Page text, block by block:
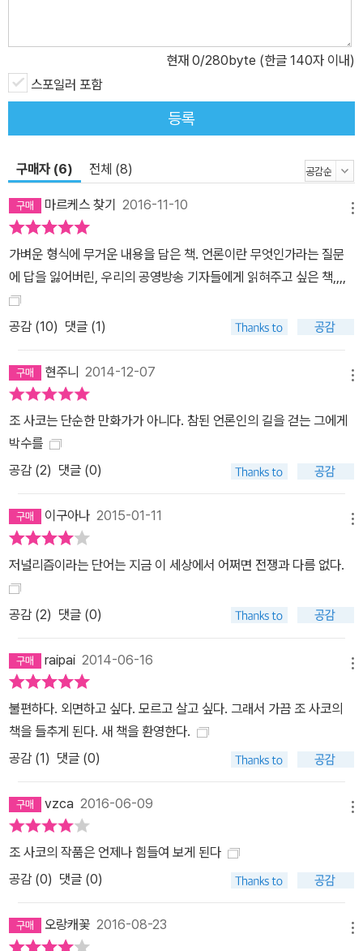
「조 사코 인터뷰」를 보면 그가 저널리즘의 진실성에 다가간다는 것은
무엇인지를 얼마나 치열하게 고민하고 행동하고 있는지를 알 수 있
다. 그는 그림이라는 것이 결국엔 작가의 해석이 개입될 수밖에 없기
때문에 본질적으로 주관적인 매체임을 인정하고, 그렇다면 만화가 객
일인가 하는 물음을 정직하게 대면한다. 그리고 그는 자신의 만화 기
스스럼없이 털어놓는다. 객관성이란 무엇인가, 과연 기자에게 자신의
프레임을 완전히 제거한 객관적 보도라는 것이 가능한가, 단지 이쪽
과 저쪽을 모두 보여주는 것으로 진실을 보도했다고 할 수 있는가. 사
코의 응답은 반문에서 끝나지 않는다. 그는 이에 대해 자신의 명백한
‘주관’을 드러낸다. 만약 한쪽이 이런 말을 하고 다른 쪽이 저런 말을
했다고 할 때, 진실은 반드시 ‘그 중간 어디쯤’에 있어야만 하는 것인
가? “내가 양쪽 모두를 화나게 했어. 나는 올바른 일을 하고 있는 게
틀림없어”라고 말하는 기자가 있다면 자기 자신을 속이는 것이고, 더
나아가 독자를 속이는 것이다. (……) 언론이 ‘그들이 말한 것과 그들
이 본 것’에 대해 다루는 일인 만큼, ‘나 스스로가 본 것’에 대해서도
다뤄야 할 것이다. 기자는 동등한 시간이라는 미명하에 진실을 흐릴
것이 아니라, 지금 벌어지고 있는 게 무슨 일인지를 파헤쳐낸 뒤 전달
때보다 저널리즘에 대한 회의와 비판이 들끓고, 진실을 보도해줄 언
론을 열망하는 목소리가 커지고 있는 현재의 우리에게 『저널리즘』은
그 자체로 중대한 물음인 동시에 엄중한 응답이 될 것이다. 이 책이 우
식 기자는 “조 사코는 만화라는 말랑말랑한 형식으로 저널리즘의 사
금 저널리즘의 앞길을 고민하게 만든다. 새로운 사실을 찾는 데만 바
빠 육하원칙으로는 포착할 수 없는 풍부한 디테일을 놓치고 있는 것
은 아닌가, 겨우 원고지 10여 장 분량의 기사에 사실을 욱여넣는 것으
로 진실을 전달할 소임을 다했다고 여기고 있는 것은 아닌가, 진실을
전달할 만큼 충분히 현장에 밀착하고 있는가.”(91쪽)라고 했고, 「이
민」 편을 번역한 『한겨레』의 최재봉 기자는 “사태의 핵심 당사자를
접촉하고 그들의 사연과 주장을 정확하고 깊이 있게 포착하는 것은
물론 사태가 미칠 파장을 더 큰 맥락에서 파악하고 나름의 대안 내지
는 전망까지 제시하는 저널리스트로서의 능력에서는 같은 기자로서
배울 바가 많았다.”(180쪽)라고 했다. 저널리즘에 관한 숙고는 비단
이 아무것도 없다고 여기는 이들이라면 누구나 이 책이 던지는 물음
을 귀 기울여 듣게 될 것이다. 새로운 장르적 혁신으로 무장한 르포르
현재 0/280byte (한글 140자 이내)
스포일러 포함
등록
구매자 (6) 전체 (8)
마르케스 찾기 2016-11-10
가벼운 형식에 무거운 내용을 담은 책. 언론이란 무엇인가라는 질문
에 답을 잃어버린, 우리의 공영방송 기자들에게 읽혀주고 싶은 책,,,,
공감 (10) 댓글 (1)
현주니 2014-12-07
조 사코는 단순한 만화가가 아니다. 참된 언론인의 길을 걷는 그에게
박수를
공감 (2) 댓글 (0)
이구아나 2015-01-11
저널리즘이라는 단어는 지금 이 세상에서 어쩌면 전쟁과 다름 없다.
공감 (2) 댓글 (0)
raipai 2014-06-16
불편하다. 외면하고 싶다. 모르고 살고 싶다. 그래서 가끔 조 사코의
책을 들추게 된다. 새 책을 환영한다.
공감 (1) 댓글 (0)
vzca 2016-06-09
조 사코의 작품은 언제나 힘들여 보게 된다
공감 (0) 댓글 (0)
오랑캐꽃 2016-08-23